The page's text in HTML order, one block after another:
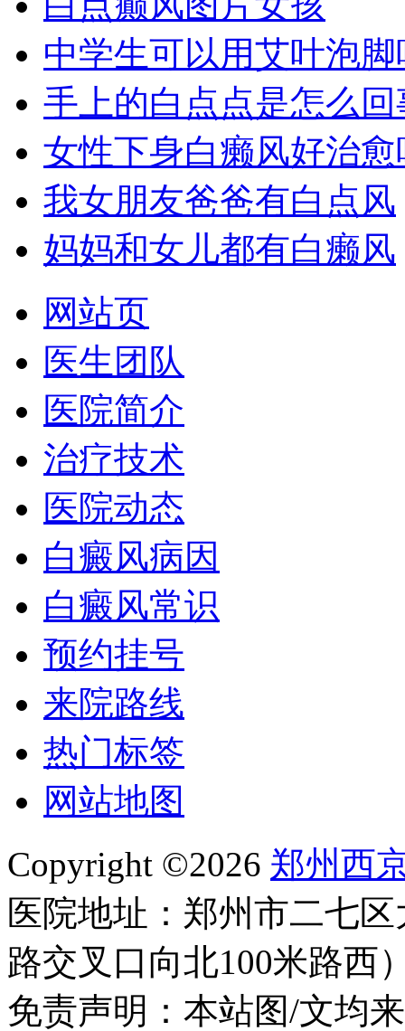
中学生可以用艾叶泡
手上的白点点是怎么
女性下身白癞风好治愈
我女朋友爸爸有白点风
妈妈和女儿都有白癞风
网站页
医生团队
医院简介
治疗技术
医院动态
白癜风病因
白癜风常识
预约挂号
来院路线
热门标签
网站地图
Copyright ©2026 郑州西
医院地址：郑州市二七
路交叉口向北100米路西
免责声明：本站图/文均